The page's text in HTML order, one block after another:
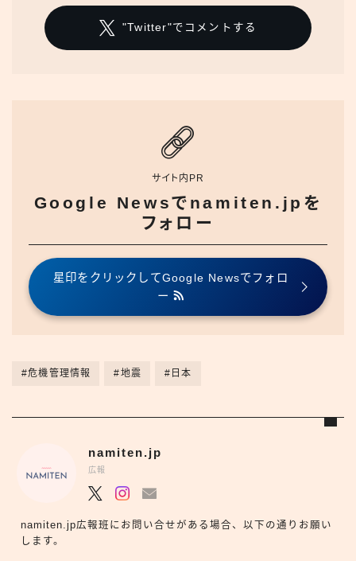
"Twitter"でコメントする
サイト内PR
Google Newsでnamiten.jpを
フォロー
星印をクリックしてGoogle Newsでフォロ
ー
#危機管理情報 #地震 #日本
namiten.jp
広報
namiten.jp広報班にお問い合せがある場合、以下の通りお願い
します。